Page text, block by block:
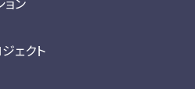
ョン
ェクト